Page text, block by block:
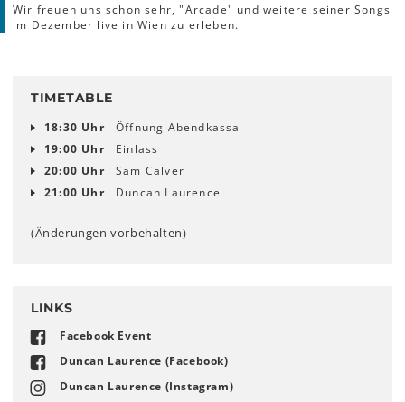
Wir freuen uns schon sehr, "Arcade" und weitere seiner Songs
im Dezember live in Wien zu erleben.
TIMETABLE
18:30 Uhr
Öffnung Abendkassa
19:00 Uhr
Einlass
20:00 Uhr
Sam Calver
21:00 Uhr
Duncan Laurence
(Änderungen vorbehalten)
LINKS
Facebook Event
Duncan Laurence (Facebook)
Duncan Laurence (Instagram)